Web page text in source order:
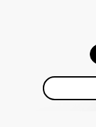
Αναζήτηση